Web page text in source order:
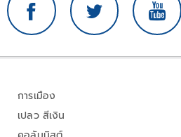
การเมือง
เปลว สีเงิน